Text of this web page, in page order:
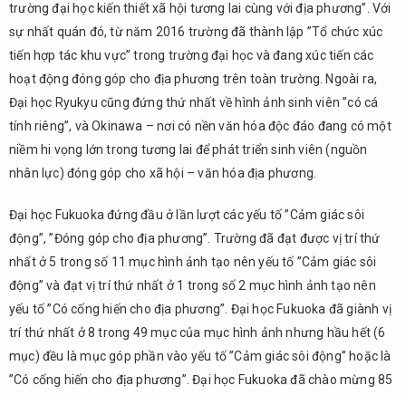
trường đại học kiến thiết xã hội tương lai cùng với địa phương”. Với
sự nhất quán đó, từ năm 2016 trường đã thành lập ”Tổ chức xúc
tiến hợp tác khu vực” trong trường đại học và đang xúc tiến các
hoạt động đóng góp cho địa phương trên toàn trường. Ngoài ra,
Đại học Ryukyu cũng đứng thứ nhất về hình ảnh sinh viên ”có cá
tính riêng”, và Okinawa – nơi có nền văn hóa độc đáo đang có một
niềm hi vọng lớn trong tương lai để phát triển sinh viên (nguồn
nhân lực) đóng góp cho xã hội – văn hóa địa phương.
Đại học Fukuoka đứng đầu ở lần lượt các yếu tố ”Cảm giác sôi
động”, ”Đóng góp cho địa phương”. Trường đã đạt được vị trí thứ
nhất ở 5 trong số 11 mục hình ảnh tạo nên yếu tố ”Cảm giác sôi
động” và đạt vị trí thứ nhất ở 1 trong số 2 mục hình ảnh tạo nên
yếu tố ”Có cống hiến cho địa phương”. Đại học Fukuoka đã giành vị
trí thứ nhất ở 8 trong 49 mục của mục hình ảnh nhưng hầu hết (6
mục) đều là mục góp phần vào yếu tố ”Cảm giác sôi động” hoặc là
”Có cống hiến cho địa phương”. Đại học Fukuoka đã chào mừng 85